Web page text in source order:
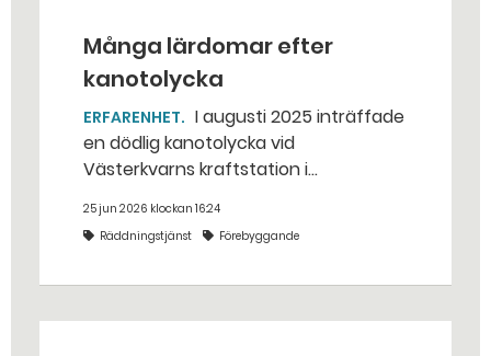
Många lärdomar efter
kanotolycka
ERFARENHET
en dödlig kanotolycka vid
Västerkvarns kraftstation i
25 jun 2026 klockan 16:24
Räddningstjänst
Förebyggande